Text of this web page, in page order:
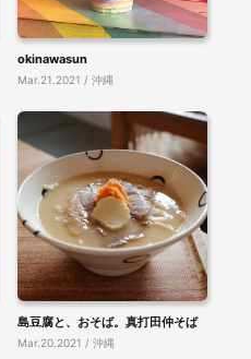
okinawasun
Mar.21.2021 / 沖縄
島豆腐と、おそば。真打田仲そば
Mar.20.2021 / 沖縄